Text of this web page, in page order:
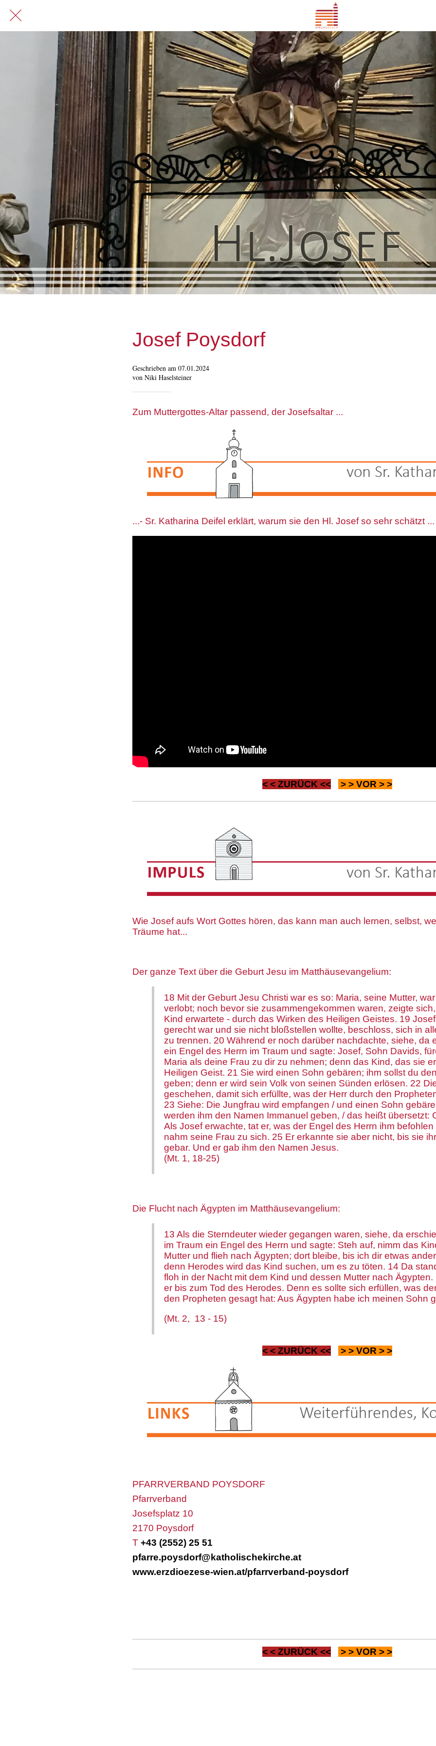
Josef Poysdorf
Geschrieben am 07.01.2024
von Niki Haselsteiner
Zum Muttergottes-Altar passend, der Josefsaltar ...
...- Sr. Katharina Deifel erklärt, warum sie den Hl. Josef so sehr schätzt
< < ZURÜCK << > > VOR > >
Wie Josef aufs Wort Gottes hören, das kann man auch lernen, selbst,
Träume hat...
Der ganze Text über die Geburt Jesu im Matthäusevangelium:
18 Mit der Geburt Jesu Christi war es so: Maria, seine Mutter,
verlobt; noch bevor sie zusammengekommen waren, zeigte
Kind erwartete - durch das Wirken des Heiligen Geistes. 19
gerecht war und sie nicht bloßstellen wollte, beschloss, sich in
zu trennen. 20 Während er noch darüber nachdachte, siehe, da
ein Engel des Herrn im Traum und sagte: Josef, Sohn Davids,
Maria als deine Frau zu dir zu nehmen; denn das Kind, das sie
Heiligen Geist. 21 Sie wird einen Sohn gebären; ihm sollst du
geben; denn er wird sein Volk von seinen Sünden erlösen. 22
geschehen, damit sich erfüllte, was der Herr durch den
23 Siehe: Die Jungfrau wird empfangen / und einen Sohn
werden ihm den Namen Immanuel geben, / das heißt übersetzt:
Als Josef erwachte, tat er, was der Engel des Herrn ihm
nahm seine Frau zu sich. 25 Er erkannte sie aber nicht, bis sie
gebar. Und er gab ihm den Namen Jesus.
(Mt. 1, 18-25)
Die Flucht nach Ägypten im Matthäusevangelium:
13 Als die Sterndeuter wieder gegangen waren, siehe, da
im Traum ein Engel des Herrn und sagte: Steh auf, nimm das
Mutter und flieh nach Ägypten; dort bleibe, bis ich dir etwas
denn Herodes wird das Kind suchen, um es zu töten. 14 Da
floh in der Nacht mit dem Kind und dessen Mutter nach Ägypten.
er bis zum Tod des Herodes. Denn es sollte sich erfüllen, was
den Propheten gesagt hat: Aus Ägypten habe ich meinen Sohn
(Mt. 2, 13 - 15)
< < ZURÜCK << > > VOR > >
PFARRVERBAND POYSDORF
Pfarrverband
Josefsplatz 10
2170 Poysdorf
T +43 (2552) 25 51
pfarre.poysdorf@katholischekirche.at
www.erzdioezese-wien.at/pfarrverband-poysdorf
< < ZURÜCK << > > VOR > >